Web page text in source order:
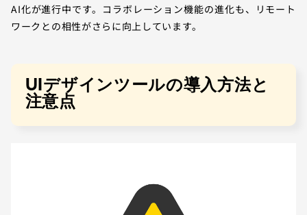
AI化が進行中です。コラボレーション機能の進化も、リモート
ワークとの相性がさらに向上しています。
UIデザインツールの導入方法と
注意点